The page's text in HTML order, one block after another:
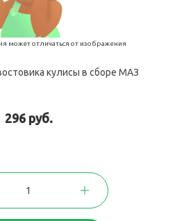
может отличаться от изображения
кулисы в сборе МАЗ
296 руб.